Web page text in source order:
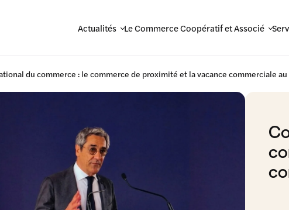
Actualités Le Commerce Coopératif et Associé
du commerce : le commerce de proximité et la vacance commerciale